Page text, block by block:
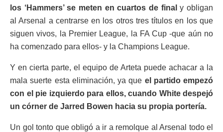
los ‘Hammers’ se meten en cuartos de final y obligan
al Arsenal a centrarse en los otros tres títulos en los que
siguen vivos, la Premier League, la FA Cup -que aún no
ha comenzado para ellos- y la Champions League.
Y en cierta parte, el equipo de Arteta puede achacar a la
mala suerte esta eliminación, ya que el partido empezó
con el pie izquierdo para ellos, cuando White despejó
un córner de Jarred Bowen hacia su propia portería.
Un gol tonto que obligó a ir a remolque al Arsenal todo el